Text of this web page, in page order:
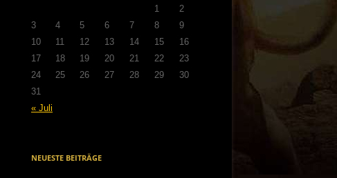
1
2
3
4 5 6 7 8
9
10
11 12 13 14 15
16
17
18 19 20 21 22
23
24
25 26 27 28 29
30
31
« Juli
NEUESTE BEITRÄGE